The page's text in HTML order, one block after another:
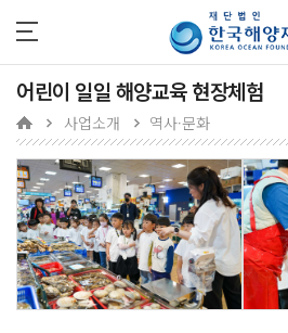
본문 바로가기
주메뉴 바로가기
하단 바로가기
어린이 일일 해양교육 현장체험
사업소개 역사·문화